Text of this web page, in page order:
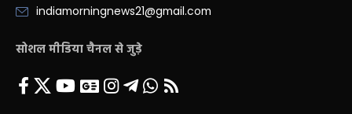
indiamorningnews21@gmail.com
सोशल मीडिया चैनल से जुड़े